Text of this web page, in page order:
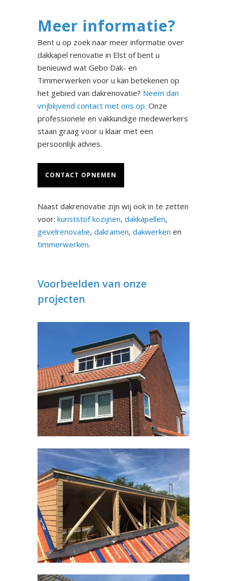
Meer informatie?
Bent u op zoek naar meer informatie over
dakkapel renovatie in Elst of bent u
benieuwd wat Gebo Dak- en
Timmerwerken voor u kan betekenen op
het gebied van dakrenovatie? Neem dan
vrijblijvend contact met ons op. Onze
professionele en vakkundige medewerkers
staan graag voor u klaar met een
persoonlijk advies.
CONTACT OPNEMEN
Naast dakrenovatie zijn wij ook in te zetten
voor: kunststof kozijnen, dakkapellen,
gevelrenovatie, dakramen, dakwerken en
timmerwerken.
Voorbeelden van onze
projecten
Dakkapel Malden
Timmerwerken divers